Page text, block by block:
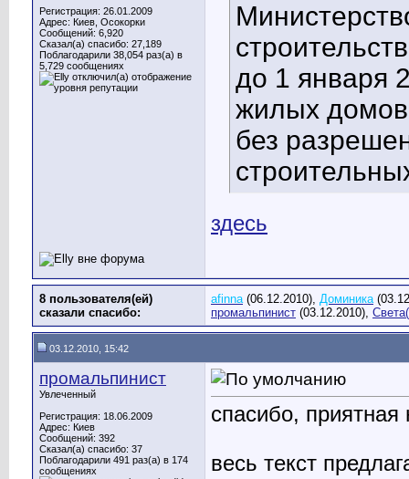
Регистрация: 26.01.2009
Адрес: Киев, Осокорки
Сообщений: 6,920
Сказал(а) спасибо: 27,189
Поблагодарили 38,054 раз(а) в
5,729 сообщениях
до 1 января
жилых домов
без
здесь
8 пользователя(ей)
сказали cпасибо:
afinna(06.12.2010), Доминика
промальпинист (03.12.2010),
03.12.2010, 15:42
промальпинист
Увлеченный
Регистрация: 18.06.2009
Адрес: Киев
Сообщений: 392
Сказал(а) спасибо: 37
Поблагодарили 491 раз(а) в 174
сообщениях
спасибо,
весь текст